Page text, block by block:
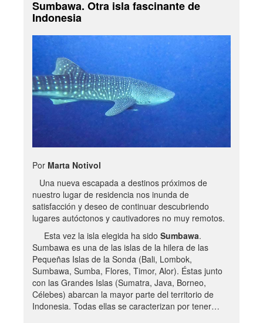
Sumbawa. Otra isla fascinante de
Indonesia
Por Marta Notivol
Una nueva escapada a destinos próximos de
nuestro lugar de residencia nos inunda de
satisfacción y deseo de continuar descubriendo
lugares autóctonos y cautivadores no muy remotos.
Esta vez la isla elegida ha sido Sumbawa.
Sumbawa es una de las islas de la hilera de las
Pequeñas Islas de la Sonda (Bali, Lombok,
Sumbawa, Sumba, Flores, Timor, Alor). Éstas junto
con las Grandes Islas (Sumatra, Java, Borneo,
Célebes) abarcan la mayor parte del territorio de
Indonesia. Todas ellas se caracterizan por tener…